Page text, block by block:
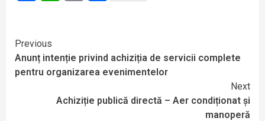
Previous
Anunț intenție privind achiziția de servicii complete
pentru organizarea evenimentelor
Next
Achiziție publică directă – Aer condiționat și
manoperă